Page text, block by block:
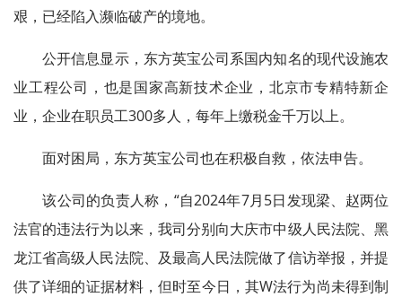
艰，已经陷入濒临破产的境地。
公开信息显示，东方英宝公司系国内知名的现代设施农
业工程公司，也是国家高新技术企业，北京市专精特新企
业，企业在职员工300多人，每年上缴税金千万以上。
面对困局，东方英宝公司也在积极自救，依法申告。
该公司的负责人称，“自2024年7月5日发现梁、赵两位
法官的违法行为以来，我司分别向大庆市中级人民法院、黑
龙江省高级人民法院、及最高人民法院做了信访举报，并提
供了详细的证据材料，但时至今日，其W法行为尚未得到制